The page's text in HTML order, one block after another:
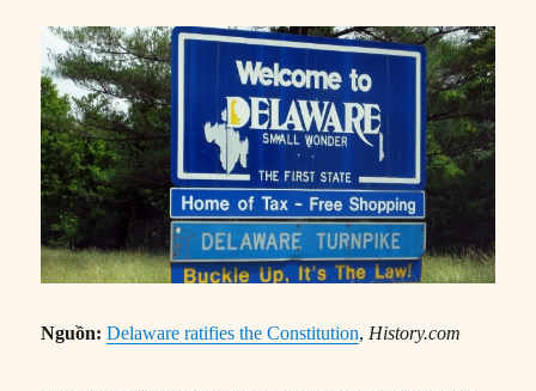
Nguồn: Delaware ratifies the Constitution, History.com